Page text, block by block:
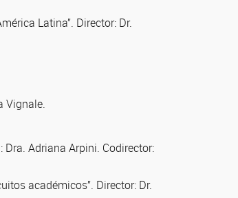
Latina”. Director: Dr.
Vignale.
Adriana Arpini. Codirector:
académicos”. Director: Dr.